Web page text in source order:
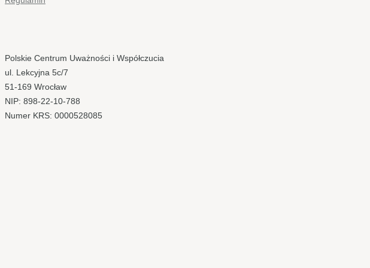
Polskie Centrum Uważności i Współczucia
ul. Lekcyjna 5c/7
51-169 Wrocław
NIP: 898-22-10-788
Numer KRS: 0000528085